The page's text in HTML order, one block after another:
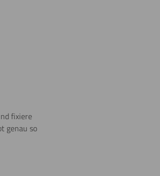
fixiere
genau so